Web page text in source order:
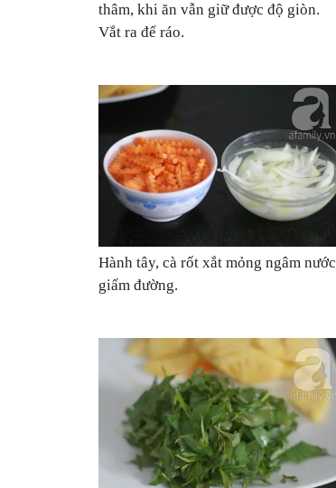
thâm, khi ăn vẫn giữ được độ giòn.
Vắt ra để ráo.
Hành tây, cà rốt xắt mỏng ngâm nước
giấm đường.